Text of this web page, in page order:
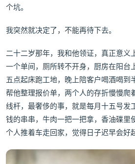
个坑。
我突然就决定了，不能再待下去。
二十二岁那年，我和他领证，真正意义
一个单间，厕所转不开身，厨房在阳台
五点起床跑工地，晚上陪客户喝酒喝到
帮他整理报价单，两个人的存折慢慢爬
线杆，最奢侈的事，就是每月十五号发
钱的串串，牛肉一把一把拿，香油碟里
个人推着车走回家，觉得日子迟早会好